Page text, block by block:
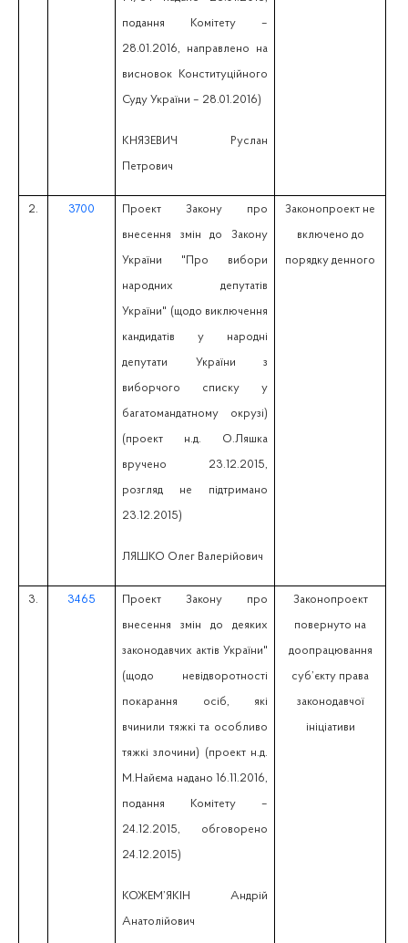
подання Комітету –
28.01.2016, направлено на
висновок Конституційного
Суду України – 28.01.2016)
КНЯЗЕВИЧ Руслан
Петрович
2. 3700 Проект Закону про
внесення змін до Закону
України "Про вибори
народних депутатів
України" (щодо виключення
кандидатів у народні
депутати України з
виборчого списку у
багатомандатному окрузі)
(проект н.д. О.Ляшка
вручено 23.12.2015,
розгляд не підтримано
23.12.2015)
ЛЯШКО Олег Валерійович
Законопроект не
включено до
порядку денного
3. 3465 Проект Закону про
внесення змін до деяких
законодавчих актів України"
(щодо невідворотності
покарання осіб, які
вчинили тяжкі та особливо
тяжкі злочини) (проект н.д.
М.Найєма надано 16.11.2016,
подання Комітету –
24.12.2015, обговорено
24.12.2015)
КОЖЕМ’ЯКІН Андрій
Анатолійович
Законопроект
повернуто на
доопрацювання
суб’єкту права
законодавчої
ініціативи